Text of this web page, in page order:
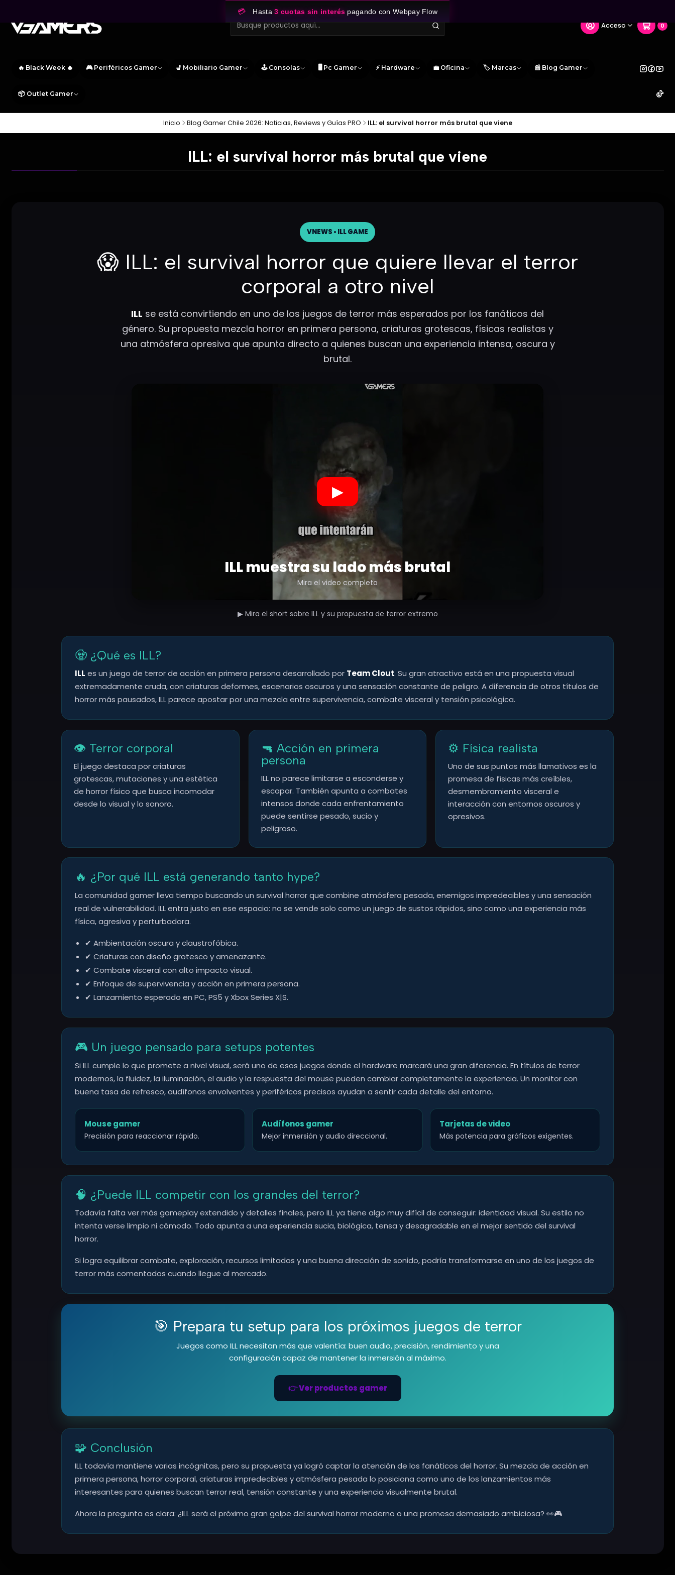
Acceso 0
🔥 Black Week 🔥 🎮 Periféricos Gamer 💺 Mobiliario Gamer 🕹️ Consolas 🖥️ Pc Gamer ⚡ Hardware 💼 Oficina 🏷️ Marcas 📰 Blog Gamer
📦 Outlet Gamer
💳 Hasta3 cuotas sin interés pagando con Webpay Flow
Inicio Blog Gamer Chile 2026: Noticias, Reviews y Guías PRO ILL: el survival horror más brutal que viene
ILL: el survival horror más brutal que viene
VNEWS • ILL GAME
😱 ILL: el survival horror que quiere llevar el terror
corporal a otro nivel
ILL se está convirtiendo en uno de los juegos de terror más esperados por los fanáticos del
género. Su propuesta mezcla horror en primera persona, criaturas grotescas, físicas realistas y
una atmósfera opresiva que apunta directo a quienes buscan una experiencia intensa, oscura y
brutal.
▶
ILL muestra su lado más brutal
Mira el video completo
▶ Mira el short sobre ILL y su propuesta de terror extremo
🧟 ¿Qué es ILL?
ILL es un juego de terror de acción en primera persona desarrollado por Team Clout. Su gran atractivo está en una propuesta visual
extremadamente cruda, con criaturas deformes, escenarios oscuros y una sensación constante de peligro. A diferencia de otros títulos de
horror más pausados, ILL parece apostar por una mezcla entre supervivencia, combate visceral y tensión psicológica.
👁️ Terror corporal
El juego destaca por criaturas
grotescas, mutaciones y una estética
de horror físico que busca incomodar
desde lo visual y lo sonoro.
🔫 Acción en primera
persona
ILL no parece limitarse a esconderse y
escapar. También apunta a combates
intensos donde cada enfrentamiento
puede sentirse pesado, sucio y
peligroso.
⚙️ Física realista
Uno de sus puntos más llamativos es la
promesa de físicas más creíbles,
desmembramiento visceral e
interacción con entornos oscuros y
opresivos.
🔥 ¿Por qué ILL está generando tanto hype?
La comunidad gamer lleva tiempo buscando un survival horror que combine atmósfera pesada, enemigos impredecibles y una sensación
real de vulnerabilidad. ILL entra justo en ese espacio: no se vende solo como un juego de sustos rápidos, sino como una experiencia más
física, agresiva y perturbadora.
✔ Ambientación oscura y claustrofóbica.
✔ Criaturas con diseño grotesco y amenazante.
✔ Combate visceral con alto impacto visual.
✔ Enfoque de supervivencia y acción en primera persona.
✔ Lanzamiento esperado en PC, PS5 y Xbox Series X|S.
🎮 Un juego pensado para setups potentes
Si ILL cumple lo que promete a nivel visual, será uno de esos juegos donde el hardware marcará una gran diferencia. En títulos de terror
modernos, la fluidez, la iluminación, el audio y la respuesta del mouse pueden cambiar completamente la experiencia. Un monitor con
buena tasa de refresco, audífonos envolventes y periféricos precisos ayudan a sentir cada detalle del entorno.
Mouse gamer
Precisión para reaccionar rápido.
Audífonos gamer
Mejor inmersión y audio direccional.
Tarjetas de video
Más potencia para gráficos exigentes.
🧠 ¿Puede ILL competir con los grandes del terror?
Todavía falta ver más gameplay extendido y detalles finales, pero ILL ya tiene algo muy difícil de conseguir: identidad visual. Su estilo no
intenta verse limpio ni cómodo. Todo apunta a una experiencia sucia, biológica, tensa y desagradable en el mejor sentido del survival
horror.
Si logra equilibrar combate, exploración, recursos limitados y una buena dirección de sonido, podría transformarse en uno de los juegos de
terror más comentados cuando llegue al mercado.
🎯 Prepara tu setup para los próximos juegos de terror
Juegos como ILL necesitan más que valentía: buen audio, precisión, rendimiento y una
configuración capaz de mantener la inmersión al máximo.
👉 Ver productos gamer
🧩 Conclusión
ILL todavía mantiene varias incógnitas, pero su propuesta ya logró captar la atención de los fanáticos del horror. Su mezcla de acción en
primera persona, horror corporal, criaturas impredecibles y atmósfera pesada lo posiciona como uno de los lanzamientos más
interesantes para quienes buscan terror real, tensión constante y una experiencia visualmente brutal.
Ahora la pregunta es clara: ¿ILL será el próximo gran golpe del survival horror moderno o una promesa demasiado ambiciosa? 👀🎮